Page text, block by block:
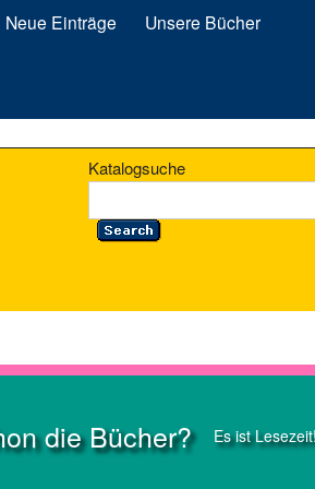
Neue Einträge Unsere Bücher
Katalogsuche
die Bücher? Es ist